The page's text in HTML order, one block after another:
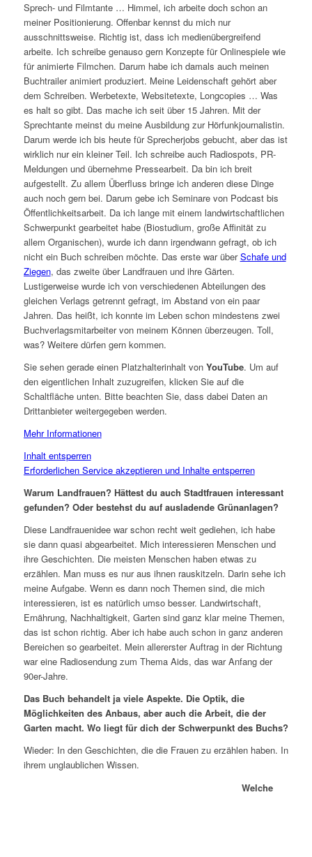
Sprech- und Filmtante … Himmel, ich arbeite doch schon an
meiner Positionierung. Offenbar kennst du mich nur
ausschnittsweise. Richtig ist, dass ich medienübergreifend
arbeite. Ich schreibe genauso gern Konzepte für Onlinespiele wie
für animierte Filmchen. Darum habe ich damals auch meinen
Buchtrailer animiert produziert. Meine Leidenschaft gehört aber
dem Schreiben. Werbetexte, Websitetexte, Longcopies … Was
es halt so gibt. Das mache ich seit über 15 Jahren. Mit der
Sprechtante meinst du meine Ausbildung zur Hörfunkjournalistin.
Darum werde ich bis heute für Sprecherjobs gebucht, aber das ist
wirklich nur ein kleiner Teil. Ich schreibe auch Radiospots, PR-
Meldungen und übernehme Pressearbeit. Da bin ich breit
aufgestellt. Zu allem Überfluss bringe ich anderen diese Dinge
auch noch gern bei. Darum gebe ich Seminare von Podcast bis
Öffentlichkeitsarbeit. Da ich lange mit einem landwirtschaftlichen
Schwerpunkt gearbeitet habe (Biostudium, große Affinität zu
allem Organischen), wurde ich dann irgendwann gefragt, ob ich
nicht ein Buch schreiben möchte. Das erste war überSchafe und
Ziegen, das zweite über Landfrauen und ihre Gärten.
Lustigerweise wurde ich von verschiedenen Abteilungen des
gleichen Verlags getrennt gefragt, im Abstand von ein paar
Jahren. Das heißt, ich konnte im Leben schon mindestens zwei
Buchverlagsmitarbeiter von meinem Können überzeugen. Toll,
was? Weitere dürfen gern kommen.
Sie sehen gerade einen Platzhalterinhalt von YouTube. Um auf
den eigentlichen Inhalt zuzugreifen, klicken Sie auf die
Schaltfläche unten. Bitte beachten Sie, dass dabei Daten an
Drittanbieter weitergegeben werden.
Mehr Informationen
Inhalt entsperren
Erforderlichen Service akzeptieren und Inhalte entsperren
Warum Landfrauen? Hättest du auch Stadtfrauen interessant
gefunden? Oder bestehst du auf ausladende Grünanlagen?
Diese Landfrauenidee war schon recht weit gediehen, ich habe
sie dann quasi abgearbeitet. Mich interessieren Menschen und
ihre Geschichten. Die meisten Menschen haben etwas zu
erzählen. Man muss es nur aus ihnen rauskitzeln. Darin sehe ich
meine Aufgabe. Wenn es dann noch Themen sind, die mich
interessieren, ist es natürlich umso besser. Landwirtschaft,
Ernährung, Nachhaltigkeit, Garten sind ganz klar meine Themen,
das ist schon richtig. Aber ich habe auch schon in ganz anderen
Bereichen so gearbeitet. Mein allererster Auftrag in der Richtung
war eine Radiosendung zum Thema Aids, das war Anfang der
90er-Jahre.
Das Buch behandelt ja viele Aspekte. Die Optik, die
Möglichkeiten des Anbaus, aber auch die Arbeit, die der
Garten macht. Wo liegt für dich der Schwerpunkt des Buchs?
Wieder: In den Geschichten, die die Frauen zu erzählen haben. In
ihrem unglaublichen Wissen.
Welche